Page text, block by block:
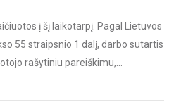
į šį laikotarpį. Pagal Lietuvos
55 straipsnio 1 dalį, darbo sutartis
rašytiniu pareiškimu,…